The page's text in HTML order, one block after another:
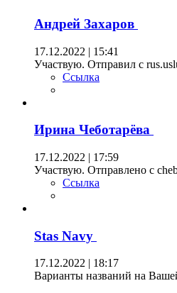
Андрей Захаров
17.12.2022 | 15:41
Участвую. Отправил с
Ссылка
Ирина Чеботарёва
17.12.2022 | 17:59
Участвую. Отправлено с
Ссылка
Stas Navy
17.12.2022 | 18:17
Варианты названий на